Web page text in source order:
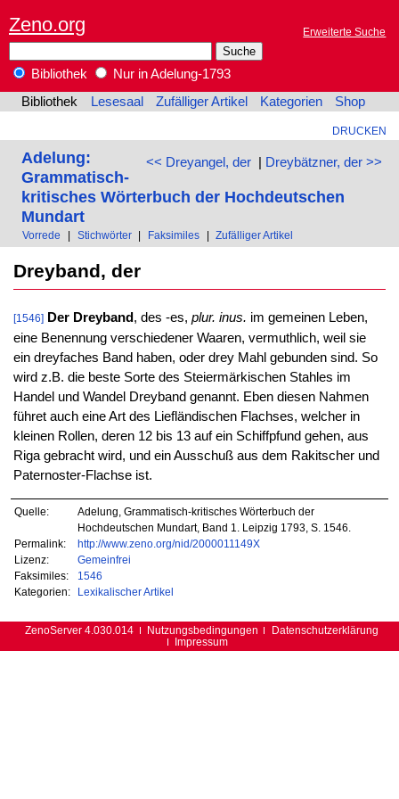
Zeno.org Erweiterte Suche
Bibliothek
Nur in Adelung-1793
Bibliothek
Lesesaal Zufälliger Artikel Kategorien Shop
DRUCKEN
<< Dreyangel, der| Dreybätzner, der >>
Adelung:
Grammatisch-
kritisches Wörterbuch der Hochdeutschen
Mundart
Vorrede Stichwörter Faksimiles Zufälliger Artikel
Dreyband, der
[1546] Der Dreyband, des -es, plur. inus. im gemeinen Leben,
eine Benennung verschiedener Waaren, vermuthlich, weil sie
ein dreyfaches Band haben, oder drey Mahl gebunden sind. So
wird z.B. die beste Sorte des Steiermärkischen Stahles im
Handel und Wandel Dreyband genannt. Eben diesen Nahmen
führet auch eine Art des Liefländischen Flachses, welcher in
kleinen Rollen, deren 12 bis 13 auf ein Schiffpfund gehen, aus
Riga gebracht wird, und ein Ausschuß aus dem Rakitscher und
Paternoster-Flachse ist.
Quelle:
Adelung, Grammatisch-kritisches Wörterbuch der
Hochdeutschen Mundart, Band 1. Leipzig 1793, S. 1546.
Permalink:
http://www.zeno.org/nid/2000011149X
Lizenz:
Gemeinfrei
Faksimiles:
1546
Kategorien:
Lexikalischer Artikel
ZenoServer 4.030.014 Nutzungsbedingungen
Datenschutzerklärung
Impressum